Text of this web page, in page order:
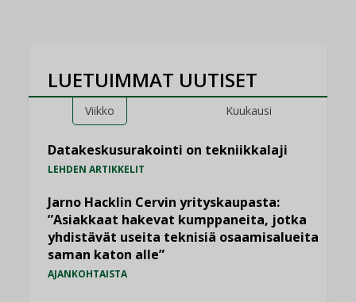
LUETUIMMAT UUTISET
Viikko Kuukausi
Datakeskusurakointi on tekniikkalaji
LEHDEN ARTIKKELIT
Jarno Hacklin Cervin yrityskaupasta:
”Asiakkaat hakevat kumppaneita, jotka
yhdistävät useita teknisiä osaamisalueita
saman katon alle”
AJANKOHTAISTA